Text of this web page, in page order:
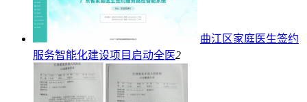
曲江区家庭医生签约
服务智能化建设项目启动全医2